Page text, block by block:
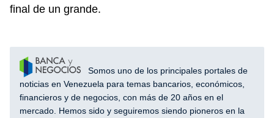
final de un grande.
Somos uno de los principales portales de
noticias en Venezuela para temas bancarios, económicos,
financieros y de negocios, con más de 20 años en el
mercado. Hemos sido y seguiremos siendo pioneros en la